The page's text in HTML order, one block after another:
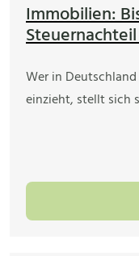
Immobilien:
Steuernachteil
Wer in
einzieht, stellt sich